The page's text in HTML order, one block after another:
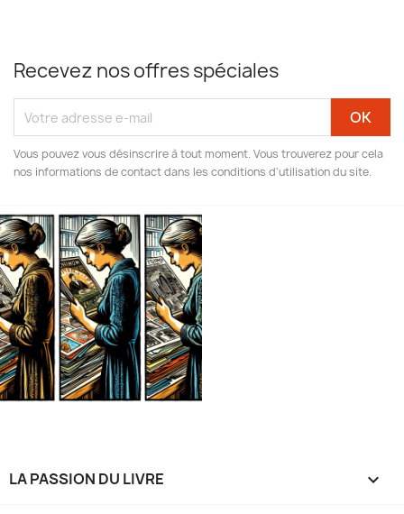
Recevez nos offres spéciales
Vous pouvez vous désinscrire à tout moment. Vous trouverez pour cela
nos informations de contact dans les conditions d'utilisation du site.
LA PASSION DU LIVRE 